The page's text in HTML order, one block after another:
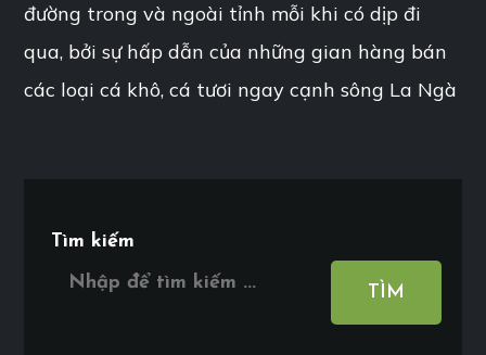
đường trong và ngoài tỉnh mỗi khi có dịp đi
qua, bởi sự hấp dẫn của những gian hàng bán
các loại cá khô, cá tươi ngay cạnh sông La Ngà
Tìm kiếm
TÌM